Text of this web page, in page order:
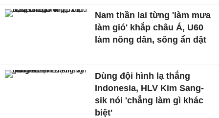
Nam thần lai từng 'làm mưa
làm gió' khắp châu Á, U60
làm nông dân, sống ẩn dật
Dùng đội hình lạ thắng
Indonesia, HLV Kim Sang-
sik nói 'chẳng làm gì khác
biệt'